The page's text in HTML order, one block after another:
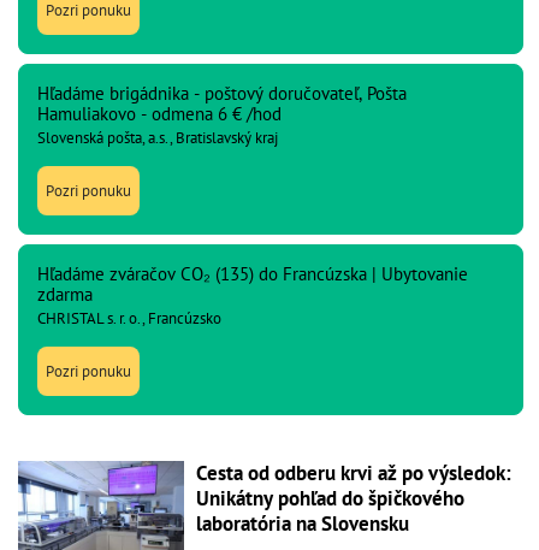
Pozri ponuku
Hľadáme brigádnika - poštový doručovateľ, Pošta
Hamuliakovo - odmena 6 € /hod
Slovenská pošta, a.s., Bratislavský kraj
Pozri ponuku
Hľadáme zváračov CO₂ (135) do Francúzska | Ubytovanie
zdarma
CHRISTAL s. r. o., Francúzsko
Pozri ponuku
Cesta od odberu krvi až po výsledok:
Unikátny pohľad do špičkového
laboratória na Slovensku